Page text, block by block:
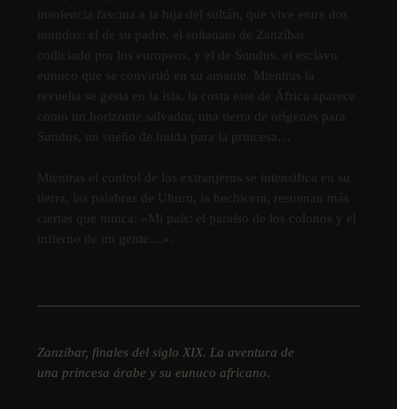
insolencia fascina a la hija del sultán, que vive entre dos
mundos: el de su padre, el sultanato de Zanzíbar
codiciado por los europeos, y el de Sundus, el esclavo
eunuco que se convirtió en su amante. Mientras la
revuelta se gesta en la isla, la costa este de África aparece
como un horizonte salvador, una tierra de orígenes para
Sundus, un sueño de huida para la princesa…
Mientras el control de los extranjeros se intensifica en su
tierra, las palabras de Uhuru, la hechicera, resuenan más
ciertas que nunca: «Mi país: el paraíso de los colonos y el
infierno de mi gente…».
Zanzíbar, finales del siglo XIX. La aventura de
una princesa árabe y su eunuco africano.